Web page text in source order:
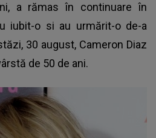
a rămas în continuare în
iubit-o si au urmărit-o de-a
30 august, Cameron Diaz
de 50 de ani.